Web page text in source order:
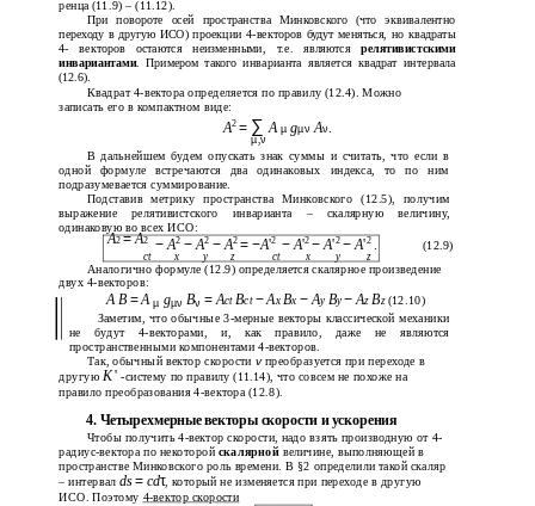
ренца (11.9) – (11.12).
При повороте осей пространства Минковского (что эквивалентно
переходу в другую ИСО) проекции 4-векторов будут меняться, но квадраты
4- векторов остаются неизменными, т.е. являютсярелятивистскими
инвариантами. Примером такого инварианта является квадрат интервала
(12.6).
Квадрат 4-вектора определяется по правилу (12.4). Можно
записать его в компактном виде:
A2= ∑AµgµνAν.
µ,ν
В дальнейшем будем опускать знак суммы и считать, что если в
одной формуле встречаются два одинаковых индекса, то по ним
подразумевается суммирование.
Подставив метрику пространства Минковского (12.5), получим
выражение релятивистского инварианта – скалярную величину,
одинаковую во всех ИСО:
A2 =A2 − A2 −A2 − A2 = −A'2 − A'2 −A'2 −A'2 . (12.9)
ct x y z ct x y z
Аналогично формуле (12.9) определяется скалярное произведение
двух 4-векторов:
A B =Aµ gµν Bν =ActBct−AxBx −Ay By−AzBz(12.10)
Заметим, что обычные 3-мерные векторы классической механики
не будут 4-векторами, и, как правило, даже не являются
пространственными компонентами 4-векторов.
Так, обычный вектор скорости vпреобразуется при переходе в
другую K'-систему по правилу (11.14), что совсем не похоже на
правило преобразования 4-вектора (12.8).
4. Четырехмерные векторы скорости и ускорения
Чтобы получить 4-вектор скорости, надо взять производную от 4-
радиус-вектора по некоторой скалярной величине, выполняющей в
пространстве Минковского роль времени. В §2 определили такой скаляр
– интервал ds= cdτ, который не изменяется при переходе в другую
ИСО. Поэтому 4-вектор скорости